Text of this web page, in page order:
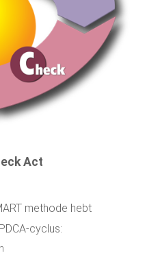
Act
methode hebt
cyclus: